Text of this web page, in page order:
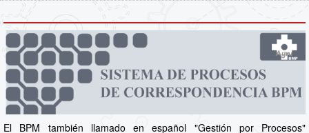
El BPM también llamado en español "Gestión por Procesos"